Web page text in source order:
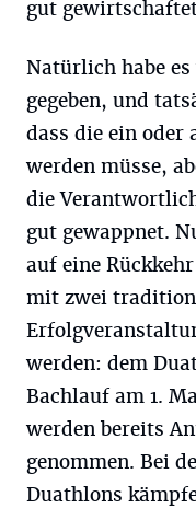
gut
Natürlich habe
gegeben, und
dass die ein oder
werden müsse,
die
gut gewappnet.
auf eine
mit zwei
werden: dem
Bachlauf am 1.
werden bereits
genommen. Bei
Duathlons